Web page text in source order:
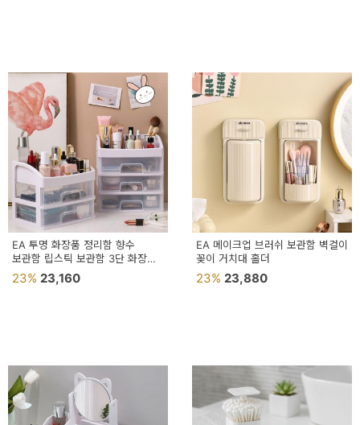
EA 투명 화장품 정리함 향수
보관함 립스틱 보관함 3단 화장품
수납함
23% 23,160
EA 메이크업 브러쉬 보관함 벽걸이
꽂이 거치대 홀더
23% 23,880